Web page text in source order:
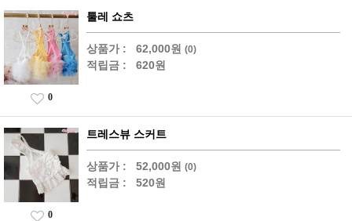
툴레 쇼츠
상품가 : 62,000원 (0)
적립금 : 620원
0
트레스뷰 스커트
상품가 : 52,000원 (0)
적립금 : 520원
0